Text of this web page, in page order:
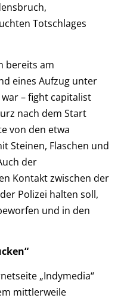
Totschlages
bereits am
eines Aufzug unter
– fight capitalist
nach dem Start
von den etwa
Steinen, Flaschen und
der
Kontakt zwischen der
Polizei halten soll,
und in den
„Indymedia“
mittlerweile